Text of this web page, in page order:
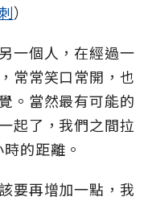
）
一個人，在經過一
常常笑口常開，也
。當然最有可能的
起了，我們之間拉
的距離。
要再增加一點，我